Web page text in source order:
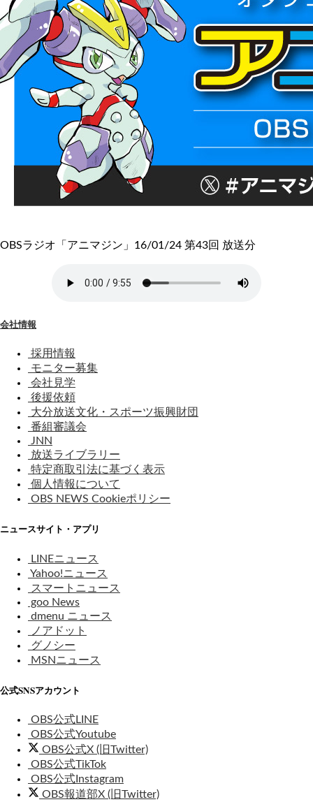
OBSラジオ「アニマジン」16/01/24 第43回 放送分
会社情報
採用情報
モニター募集
会社見学
後援依頼
大分放送文化・スポーツ振興財団
番組審議会
JNN
放送ライブラリー
特定商取引法に基づく表示
個人情報について
OBS NEWS Cookieポリシー
ニュースサイト・アプリ
LINEニュース
Yahoo!ニュース
スマートニュース
goo News
dmenu ニュース
ノアドット
グノシー
MSNニュース
公式SNSアカウント
OBS公式LINE
OBS公式Youtube
OBS公式X (旧Twitter)
OBS公式TikTok
OBS公式Instagram
OBS報道部X (旧Twitter)